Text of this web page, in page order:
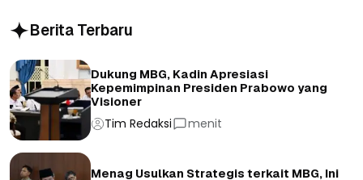
Berita Terbaru
Dukung MBG, Kadin Apresiasi
Kepemimpinan Presiden Prabowo yang
Visioner
Tim Redaksi menit
Menag Usulkan Strategis terkait MBG, Ini